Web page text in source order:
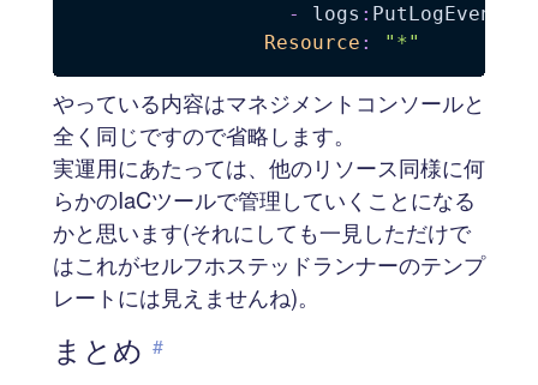
-
logs : PutLogEvents
Resource : "*"
やっている内容はマネジメントコンソールと
全く同じですので省略します。
実運用にあたっては、他のリソース同様に何
らかのIaCツールで管理していくことになる
かと思います(それにしても一見しただけで
はこれがセルフホステッドランナーのテンプ
レートには見えませんね)。
まとめ #